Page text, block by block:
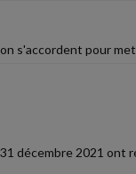
s'accordent pour
décembre 2021 ont